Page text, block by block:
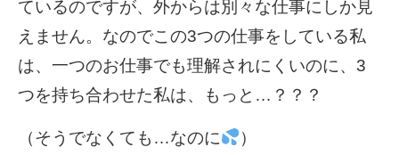
ているのですが、外からは別々な仕事にしか見
えません。なのでこの3つの仕事をしている私
は、一つのお仕事でも理解されにくいのに、3
つを持ち合わせた私は、もっと…？？？
（そうでなくても…なのに ）